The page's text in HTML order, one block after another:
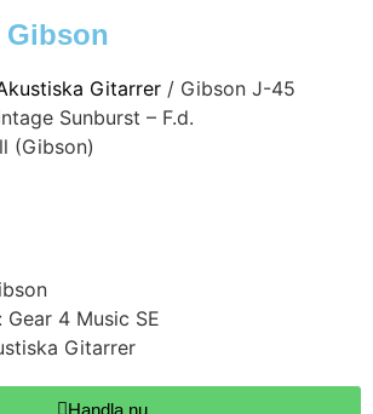
Gibson
Gitarrer / Gibson J-45
Sunburst – F.d.
(Gibson)
4 Music SE
Gitarrer